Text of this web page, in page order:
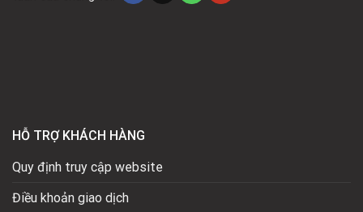
HỖ TRỢ KHÁCH HÀNG
Quy định truy cập website
Điều khoản giao dịch